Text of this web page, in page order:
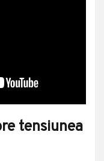
tensiunea